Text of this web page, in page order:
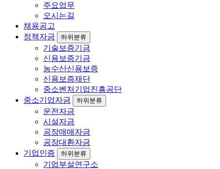
주요업무
오시는길
채용공고
정책자금
하위분류
기술보증기금
신용보증기금
농수산신용보증
신용보증재단
중소벤처기업진흥공단
중소기업자금
하위분류
운전자금
시설자금
공장매매자금
공장대환자금
기업인증
하위분류
기업부설연구소